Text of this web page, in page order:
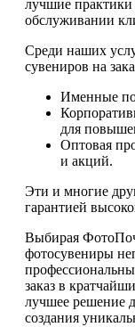
лучшие
обслуживании
Среди наших
сувениров на
Именные
для
Оптовая
и акций.
Эти и многие
гарантией
Выбирая
фотосувениры
заказ в
лучшее решение
создания